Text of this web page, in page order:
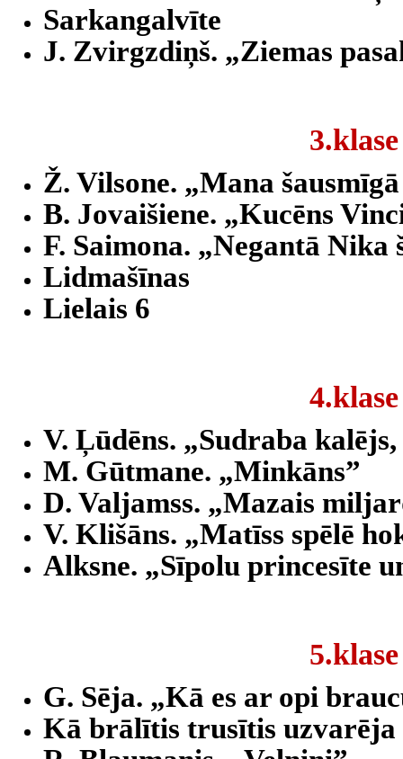
Sarkangalvīte
J. Zvirgzdiņš. „Ziemas
3.klase
Ž. Vilsone. „Mana
B. Jovaišiene. „Kucēns
F. Saimona. „Negantā Nika
Lidmašīnas
Lielais 6
4.klase
V. Ļūdēns. „Sudraba
M. Gūtmane. „Minkāns”
D. Valjamss. „Mazais
V. Klišāns. „Matīss spēlē
Alksne. „Sīpolu princesīte
5.klase
G. Sēja. „Kā es ar opi
Kā brālītis trusītis uzvarēja